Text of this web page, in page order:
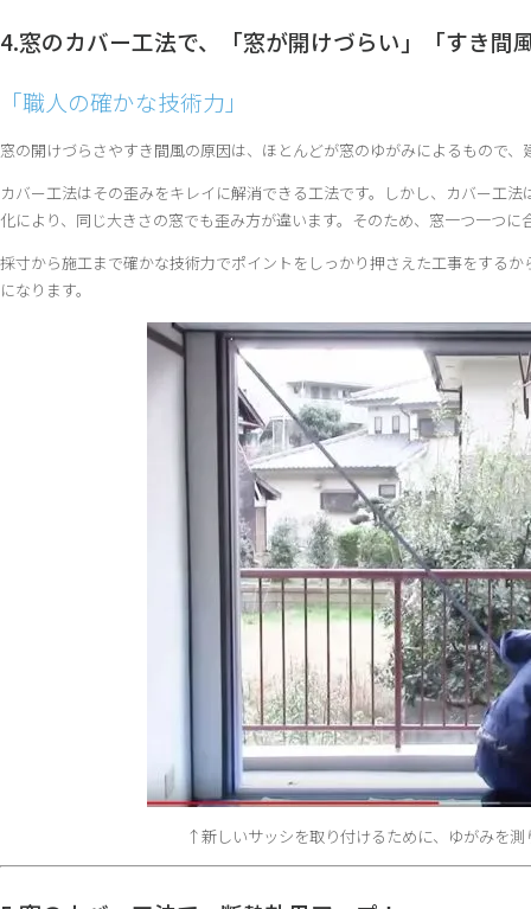
4.窓のカバー工法で、「窓が開けづらい」「すき間
「職人の確かな技術力」
窓の開けづらさやすき間風の原因は、ほとんどが窓のゆがみによるもので
カバー工法はその歪みをキレイに解消できる工法です。しかし、カバー工
化により、同じ大きさの窓でも歪み方が違います。そのため、窓一つ一つに
採寸から施工まで確かな技術力でポイントをしっかり押さえた工事をする
になります。
↑新しいサッシを取り付けるために、ゆがみを測